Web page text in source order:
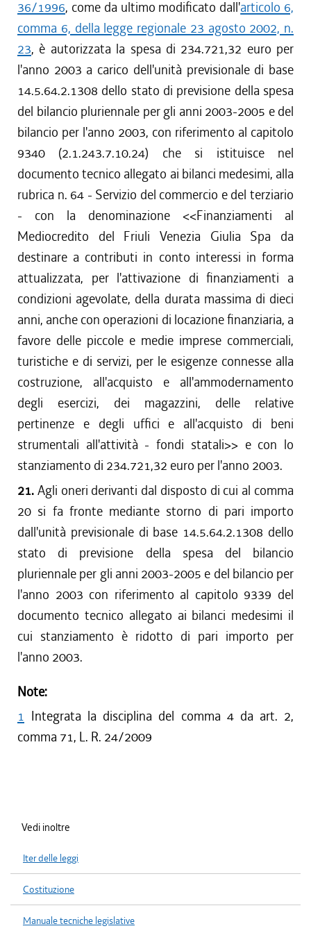
36/1996, come da ultimo modificato dall'articolo 6,
comma 6, della legge regionale 23 agosto 2002, n.
23, è autorizzata la spesa di 234.721,32 euro per
l'anno 2003 a carico dell'unità previsionale di base
14.5.64.2.1308 dello stato di previsione della spesa
del bilancio pluriennale per gli anni 2003-2005 e del
bilancio per l'anno 2003, con riferimento al capitolo
9340 (2.1.243.7.10.24) che si istituisce nel
documento tecnico allegato ai bilanci medesimi, alla
rubrica n. 64 - Servizio del commercio e del terziario
- con la denominazione <<Finanziamenti al
Mediocredito del Friuli Venezia Giulia Spa da
destinare a contributi in conto interessi in forma
attualizzata, per l'attivazione di finanziamenti a
condizioni agevolate, della durata massima di dieci
anni, anche con operazioni di locazione finanziaria, a
favore delle piccole e medie imprese commerciali,
turistiche e di servizi, per le esigenze connesse alla
costruzione, all'acquisto e all'ammodernamento
degli esercizi, dei magazzini, delle relative
pertinenze e degli uffici e all'acquisto di beni
strumentali all'attività - fondi statali>> e con lo
stanziamento di 234.721,32 euro per l'anno 2003.
21. Agli oneri derivanti dal disposto di cui al comma
20 si fa fronte mediante storno di pari importo
dall'unità previsionale di base 14.5.64.2.1308 dello
stato di previsione della spesa del bilancio
pluriennale per gli anni 2003-2005 e del bilancio per
l'anno 2003 con riferimento al capitolo 9339 del
documento tecnico allegato ai bilanci medesimi il
cui stanziamento è ridotto di pari importo per
l'anno 2003.
Note:
1 Integrata la disciplina del comma 4 da art. 2,
comma 71, L. R. 24/2009
Vedi inoltre
Iter delle leggi
Costituzione
Manuale tecniche legislative